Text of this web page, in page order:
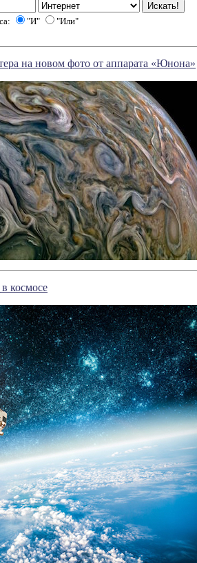
"И" "Или"
на новом фото от аппарата «Юнона»
космосе